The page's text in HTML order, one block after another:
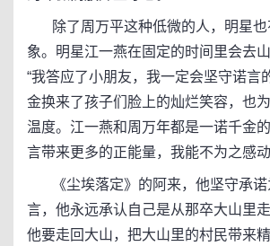
除了周万平这种低微的人，明星也
象。明星江一燕在固定的时间里会去
“我答应了小朋友，我一定会坚守诺言
金换来了孩子们脸上的灿烂笑容，也
温度。江一燕和周万年都是一诺千金
言带来更多的正能量，我能不为之感
《尘埃落定》的阿来，他坚守承诺
言，他永远承认自己是从那卒大山里
他要走回大山，把大山里的村民带来